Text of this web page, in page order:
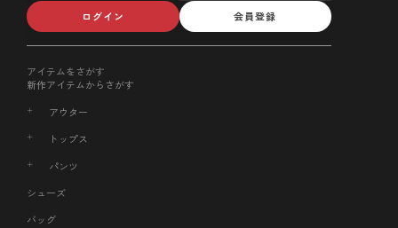
ログイン 会員登録
アイテムをさがす
新作アイテムからさがす
アウター
トップス
パンツ
シューズ
バッグ